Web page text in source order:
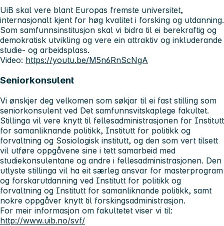
UiB skal vere blant Europas fremste universitet,
internasjonalt kjent for høg kvalitet i forsking og utdanning.
Som samfunnsinstitusjon skal vi bidra til ei berekraftig og
demokratisk utvikling og vere ein attraktiv og inkluderande
studie- og arbeidsplass.
Video: https://youtu.be/M5n6RnScNgA
Seniorkonsulent
Vi ønskjer deg velkomen som søkjar til ei fast stilling som
seniorkonsulent ved Det samfunnsvitskaplege fakultet.
Stillinga vil vere knytt til fellesadministrasjonen for Institutt
for samanliknande politikk, Institutt for politikk og
forvaltning og Sosiologisk institutt, og den som vert tilsett
vil utføre oppgåvene sine i tett samarbeid med
studiekonsulentane og andre i fellesadministrasjonen. Den
utlyste stillinga vil ha eit særleg ansvar for masterprogram
og forskarutdanning ved Institutt for politikk og
forvaltning og Institutt for samanliknande politikk, samt
nokre oppgåver knytt til forskingsadministrasjon.
For meir informasjon om fakultetet viser vi til:
http://www.uib.no/svf/